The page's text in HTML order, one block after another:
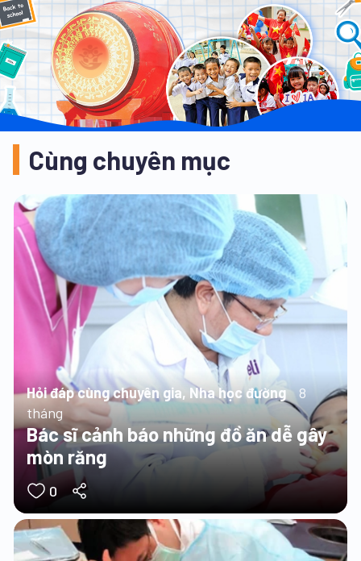
Cùng chuyên mục
Hỏi đáp cùng chuyên gia, Nha học đường
8
tháng
Bác sĩ cảnh báo những đồ ăn dễ gây
mòn răng
0